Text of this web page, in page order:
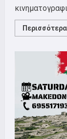
Περισσότερα